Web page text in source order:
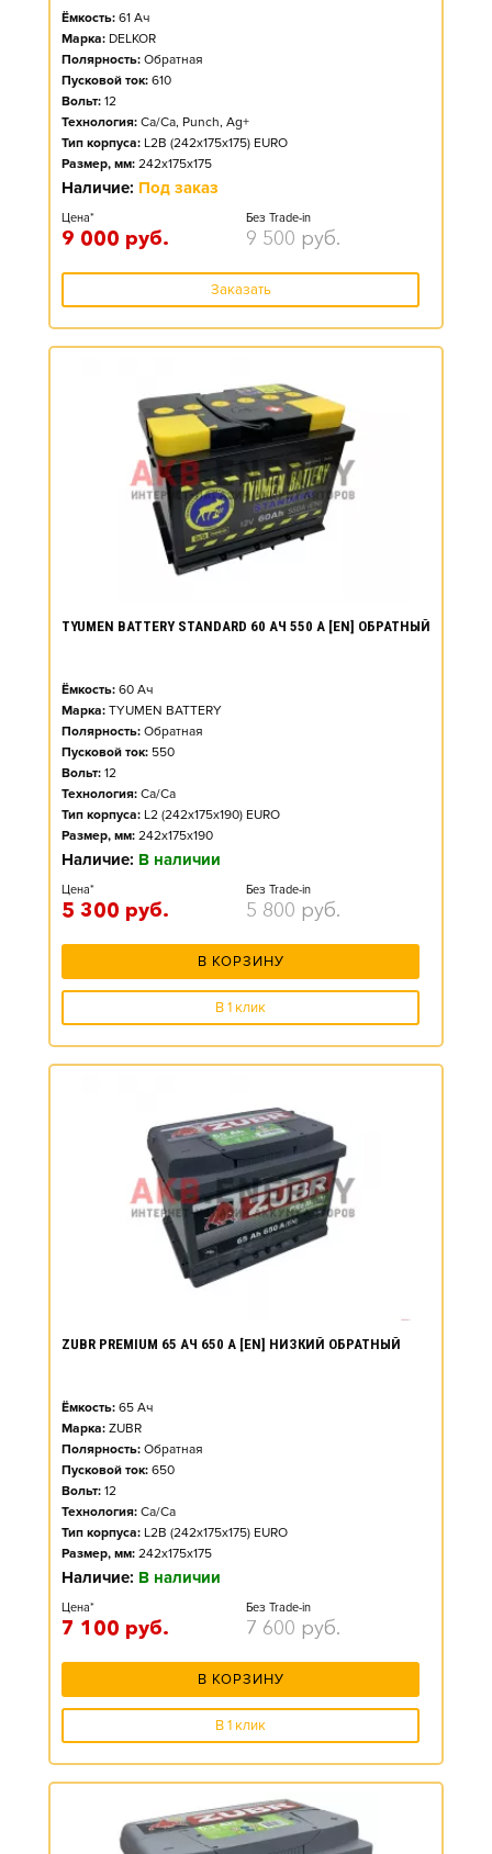
Ёмкость: 61 Ач
Марка: DELKOR
Полярность: Обратная
Пусковой ток: 610
Вольт: 12
Технология: Ca/Ca, Punch, Ag+
Тип корпуса: L2B (242x175x175) EURO
Размер, мм: 242x175x175
Наличие: Под заказ
Цена*
9 000 руб.
Без Trade-in
9 500 руб.
Заказать
TYUMEN BATTERY STANDARD 60 АЧ 550 А [EN] ОБРАТНЫЙ
Ёмкость: 60 Ач
Марка: TYUMEN BATTERY
Полярность: Обратная
Пусковой ток: 550
Вольт: 12
Технология: Ca/Ca
Тип корпуса: L2 (242x175x190) EURO
Размер, мм: 242x175x190
Наличие: В наличии
Цена*
5 300 руб.
Без Trade-in
5 800 руб.
В КОРЗИНУ
В 1 клик
ZUBR PREMIUM 65 АЧ 650 А [EN] НИЗКИЙ ОБРАТНЫЙ
Ёмкость: 65 Ач
Марка: ZUBR
Полярность: Обратная
Пусковой ток: 650
Вольт: 12
Технология: Ca/Ca
Тип корпуса: L2B (242x175x175) EURO
Размер, мм: 242x175x175
Наличие: В наличии
Цена*
7 100 руб.
Без Trade-in
7 600 руб.
В КОРЗИНУ
В 1 клик